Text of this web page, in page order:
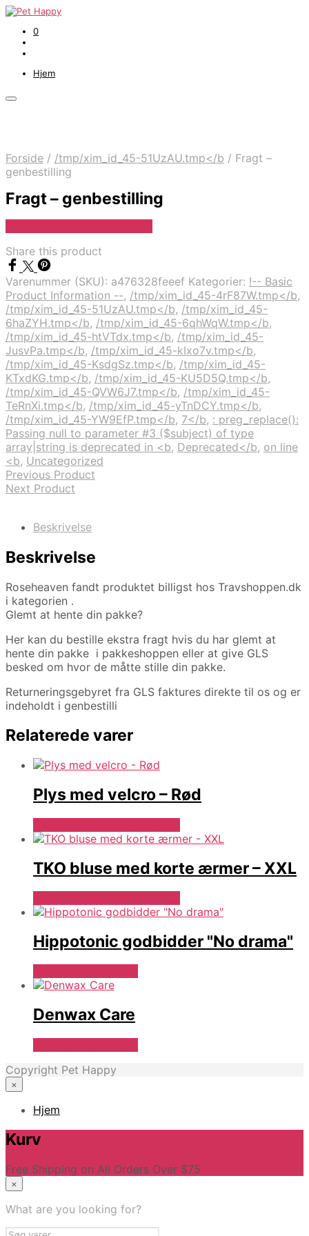
0
Hjem
Forside / /tmp/xim_id_45-51UzAU.tmp</b / Fragt –
genbestilling
Fragt – genbestilling
Share this product
Varenummer (SKU): a476328feeef Kategorier: !-- Basic
Product Information --, /tmp/xim_id_45-4rF87W.tmp</b,
/tmp/xim_id_45-51UzAU.tmp</b, /tmp/xim_id_45-
6haZYH.tmp</b, /tmp/xim_id_45-6qhWqW.tmp</b,
/tmp/xim_id_45-htVTdx.tmp</b, /tmp/xim_id_45-
JusvPa.tmp</b, /tmp/xim_id_45-kIxo7v.tmp</b,
/tmp/xim_id_45-KsdgSz.tmp</b, /tmp/xim_id_45-
KTxdKG.tmp</b, /tmp/xim_id_45-KU5D5Q.tmp</b,
/tmp/xim_id_45-QVW6J7.tmp</b, /tmp/xim_id_45-
TeRnXi.tmp</b, /tmp/xim_id_45-yTnDCY.tmp</b,
/tmp/xim_id_45-YW9EfP.tmp</b, 7</b, : preg_replace():
Passing null to parameter #3 ($subject) of type
array|string is deprecated in <b, Deprecated</b, on line
<b, Uncategorized
Previous Product
Next Product
Beskrivelse
Beskrivelse
Roseheaven fandt produktet billigst hos Travshoppen.dk
i kategorien .
Glemt at hente din pakke?
Her kan du bestille ekstra fragt hvis du har glemt at
hente din pakke i pakkeshoppen eller at give GLS
besked om hvor de måtte stille din pakke.
Returneringsgebyret fra GLS faktures direkte til os og er
indeholdt i genbestilli
Relaterede varer
Plys med velcro – Rød
TKO bluse med korte ærmer – XXL
Hippotonic godbidder "No drama"
Denwax Care
Copyright Pet Happy
×
Hjem
Kurv
Free Shipping on All Orders Over $75
×
What are you looking for?